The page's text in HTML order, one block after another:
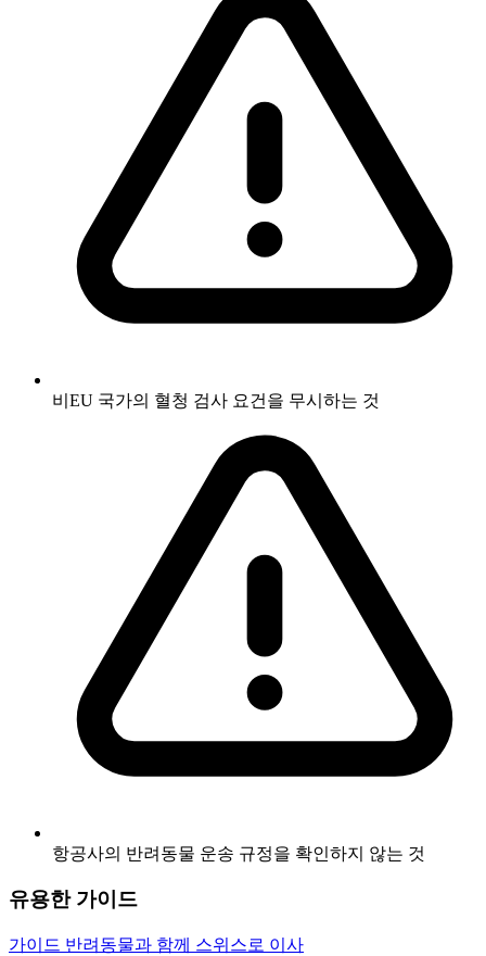
비EU 국가의 혈청 검사 요건을 무시하는 것
항공사의 반려동물 운송 규정을 확인하지 않는 것
유용한 가이드
가이드 반려동물과 함께 스위스로 이사